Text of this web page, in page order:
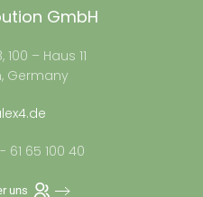
GmbH
– Haus 11
Germany
61 65 100 40
uns